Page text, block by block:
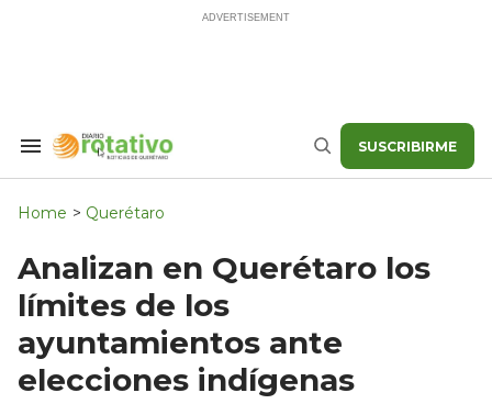
Search
Navigation
Buscar SUSCRIBIRME
Home > Querétaro
Analizan en Querétaro los
límites de los
ayuntamientos ante
elecciones indígenas